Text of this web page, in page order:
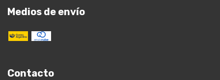
Medios de envío
Contacto